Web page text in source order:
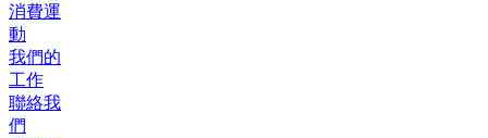
消費運
動
我們的
工作
聯絡我
們